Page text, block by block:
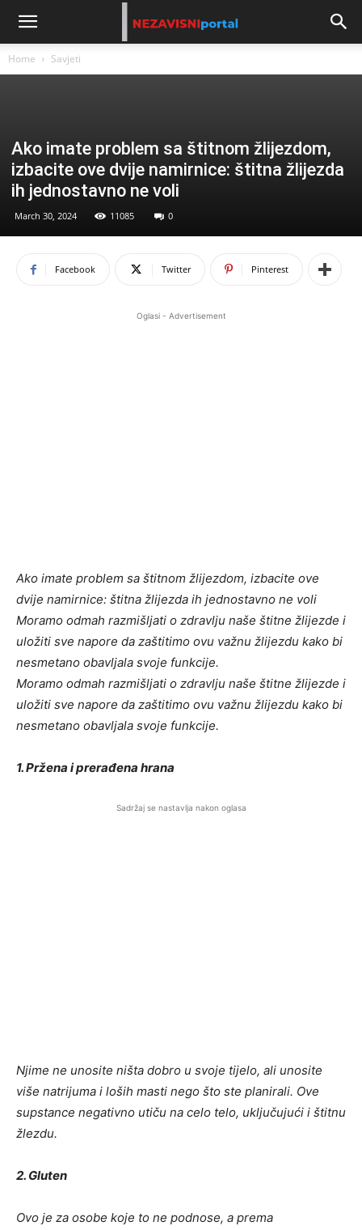
Home Savjeti
Ako imate problem sa štitnom žlijezdom,
izbacite ove dvije namirnice: štitna žlijezda
ih jednostavno ne voli
March 30, 2024 11085 0
Facebook Twitter Pinterest
Oglasi - Advertisement
Ako imate problem sa štitnom žlijezdom, izbacite ove
dvije namirnice: štitna žlijezda ih jednostavno ne voli
Moramo odmah razmišljati o zdravlju naše štitne žlijezde i
uložiti sve napore da zaštitimo ovu važnu žlijezdu kako bi
nesmetano obavljala svoje funkcije.
Moramo odmah razmišljati o zdravlju naše štitne žlijezde i
uložiti sve napore da zaštitimo ovu važnu žlijezdu kako bi
nesmetano obavljala svoje funkcije.
1. Pržena i prerađena hrana
Sadržaj se nastavlja nakon oglasa
Njime ne unosite ništa dobro u svoje tijelo, ali unosite
više natrijuma i loših masti nego što ste planirali. Ove
supstance negativno utiču na celo telo, uključujući i štitnu
žlezdu.
2. Gluten
Ovo je za osobe koje to ne podnose, a prema